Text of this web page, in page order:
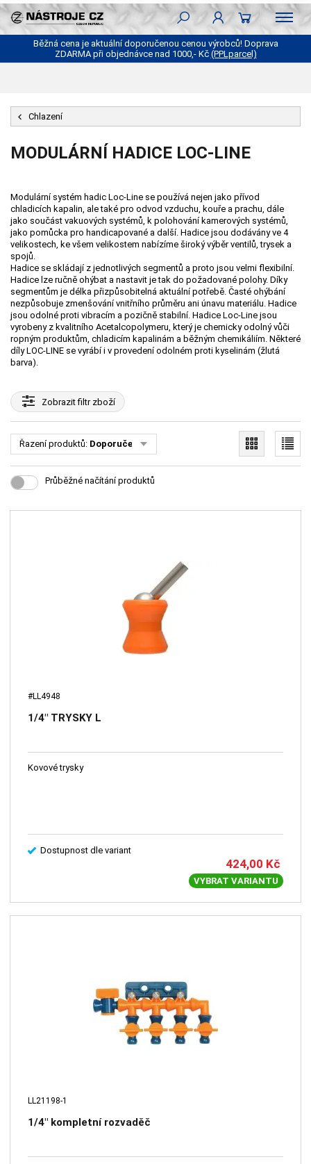
Běžná cena je aktuální doporučenou cenou výrobců! Doprava
ZDARMA při objednávce nad 1000,- Kč (PPLparcel)
Chlazení
MODULÁRNÍ HADICE LOC-LINE
Modulární systém hadic Loc-Line se používá nejen jako přívod
chladicích kapalin, ale také pro odvod vzduchu, kouře a prachu, dále
jako součást vakuových systémů, k polohování kamerových systémů,
jako pomůcka pro handicapované a další. Hadice jsou dodávány ve 4
velikostech, ke všem velikostem nabízíme široký výběr ventilů, trysek a
spojů.
Hadice se skládají z jednotlivých segmentů a proto jsou velmi flexibilní.
Hadice lze ručně ohýbat a nastavit je tak do požadované polohy. Díky
segmentům je délka přizpůsobitelná aktuální potřebě. Časté ohýbání
nezpůsobuje zmenšování vnitřního průměru ani únavu materiálu. Hadice
jsou odolné proti vibracím a pozičně stabilní. Hadice Loc-Line jsou
vyrobeny z kvalitního Acetalcopolymeru, který je chemicky odolný vůči
ropným produktům, chladicím kapalinám a běžným chemikáliím. Některé
díly LOC-LINE se vyrábí i v provedení odolném proti kyselinám (žlutá
barva).
Zobrazitfiltr zboží
Řazení produktů: Doporučené
Průběžné načítání produktů
#LL4948
1/4" TRYSKY L
Kovové trysky
Dostupnost dle variant
424,00 Kč
VYBRAT VARIANTU
LL21198-1
1/4" kompletní rozvaděč